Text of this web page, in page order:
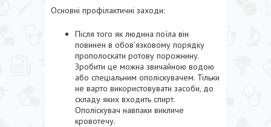
Основні профілактичні заходи:
Після того як людина поїла він
повинен в обов’язковому порядку
прополоскати ротову порожнину.
Зробити це можна звичайною водою
або спеціальним ополіскувачем. Тільки
не варто використовувати засоби, до
складу яких входить спирт.
Ополіскувач навпаки викличе
кровотечу.